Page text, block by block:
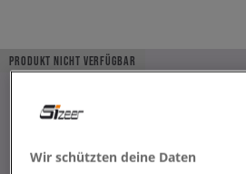
PRODUKT NICHT VERFÜGBAR
Wir schützten deine Daten